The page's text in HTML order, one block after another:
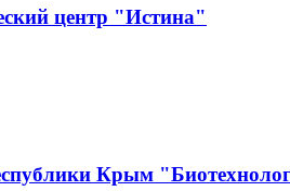
центр "Истина"
Крым